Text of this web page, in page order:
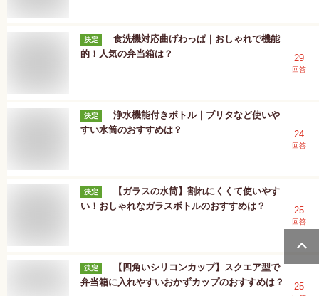
決定
食洗機対応曲げわっぱ｜おしゃれで機能
的！人気の弁当箱は？
29
回答
決定
浄水機能付きボトル｜ブリタなど使いや
すい水筒のおすすめは？
24
回答
決定
【ガラスの水筒】割れにくくて使いやす
い！おしゃれなガラスボトルのおすすめは？
25
回答
決定
【四角いシリコンカップ】スクエア型で
弁当箱に入れやすいおかずカップのおすすめは？
25